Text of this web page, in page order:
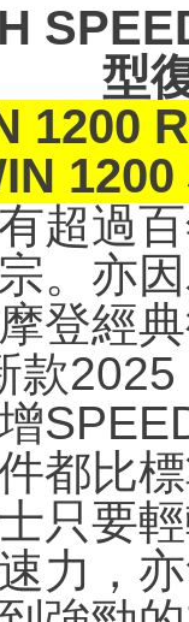
型
1200
超過
。亦
登經
款
都比
只要
力，